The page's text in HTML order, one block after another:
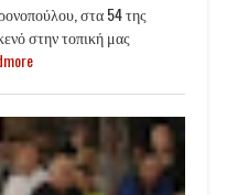
στα 54 της
στην τοπική μας